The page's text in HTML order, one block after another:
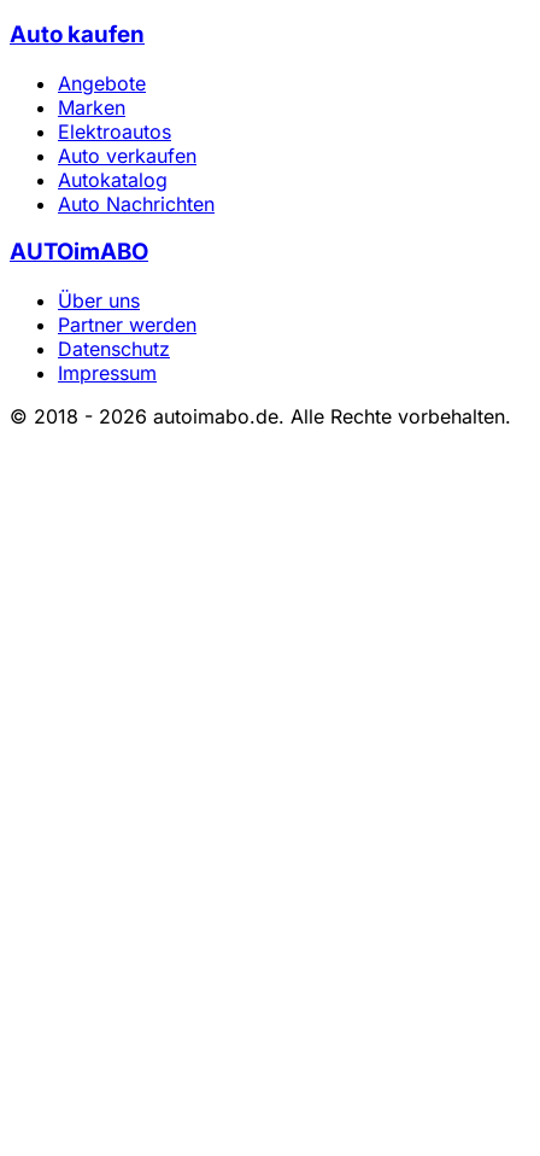
Auto kaufen
Angebote
Marken
Elektroautos
Auto verkaufen
Autokatalog
Auto Nachrichten
AUTOimABO
Über uns
Partner werden
Datenschutz
Impressum
© 2018 - 2026 autoimabo.de. Alle Rechte vorbehalten.